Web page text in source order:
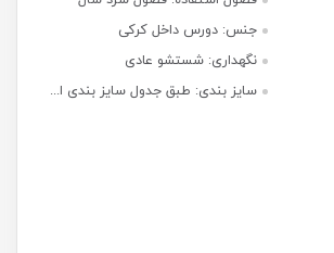
جنس: دورس داخل کرکی
نگهداری: شستشو عادی
سایز بندی: طبق جدول سایز بندی ا...